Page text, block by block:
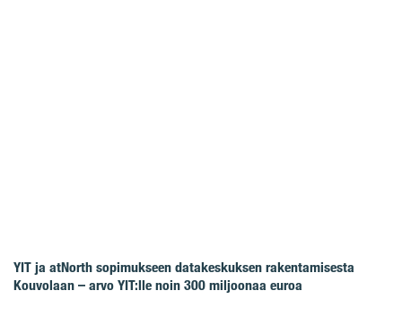
YIT ja atNorth sopimukseen datakeskuksen rakentamisesta
Kouvolaan – arvo YIT:lle noin 300 miljoonaa euroa